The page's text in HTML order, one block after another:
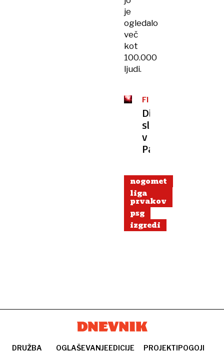
je
ogledalo
več
kot
100.000
ljudi.
FINALE
LIGE
PRVAKOV
Divje
slavje
v
Parizu
nogomet
liga
prvakov
psg
izgredi
DRUŽBA
OGLAŠEVANJEEDICIJE
PROJEKTIPOGOJI